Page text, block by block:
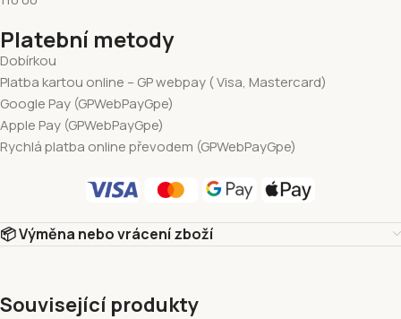
Platební metody
Dobírkou
Platba kartou online – GP webpay ( Visa, Mastercard)
Google Pay (GPWebPayGpe)
Apple Pay (GPWebPayGpe)
Rychlá platba online převodem (GPWebPayGpe)
📦 Výměna nebo vrácení zboží
Související produkty